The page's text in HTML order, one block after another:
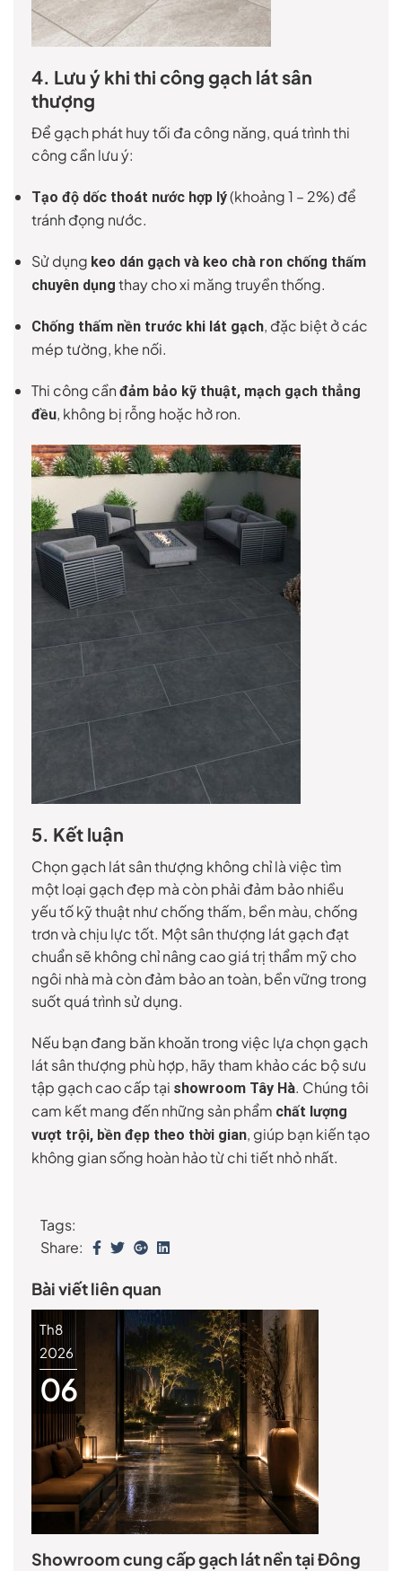
4. Lưu ý khi thi công gạch lát sân
thượng
Để gạch phát huy tối đa công năng, quá trình thi
công cần lưu ý:
Tạo độ dốc thoát nước hợp lý(khoảng 1 – 2%) để
tránh đọng nước.
Sử dụng keo dán gạch và keo chà ron chống thấm
chuyên dụng thay cho xi măng truyền thống.
Chống thấm nền trước khi lát gạch, đặc biệt ở các
mép tường, khe nối.
Thi công cần đảm bảo kỹ thuật, mạch gạch thẳng
đều, không bị rỗng hoặc hở ron.
5. Kết luận
Chọn gạch lát sân thượng không chỉ là việc tìm
một loại gạch đẹp mà còn phải đảm bảo nhiều
yếu tố kỹ thuật như chống thấm, bền màu, chống
trơn và chịu lực tốt. Một sân thượng lát gạch đạt
chuẩn sẽ không chỉ nâng cao giá trị thẩm mỹ cho
ngôi nhà mà còn đảm bảo an toàn, bền vững trong
suốt quá trình sử dụng.
Nếu bạn đang băn khoăn trong việc lựa chọn gạch
lát sân thượng phù hợp, hãy tham khảo các bộ sưu
tập gạch cao cấp tại showroom Tây Hà. Chúng tôi
cam kết mang đến những sản phẩm chất lượng
vượt trội, bền đẹp theo thời gian, giúp bạn kiến tạo
không gian sống hoàn hảo từ chi tiết nhỏ nhất.
Tags:
Share:
Bài viết liên quan
Th8
2026
06
Showroom cung cấp gạch lát nền tại Đông